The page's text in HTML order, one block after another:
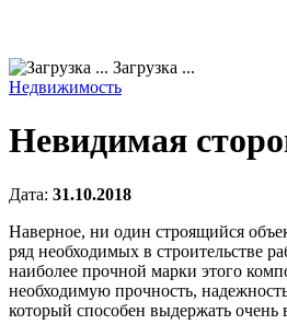
Загрузка ...
Недвижимость
Невидимая
Дата: 31.10.2018
Наверное, ни один строящийся
ряд необходимых в строительстве
наиболее прочной марки этого
необходимую прочность,
который способен выдержать